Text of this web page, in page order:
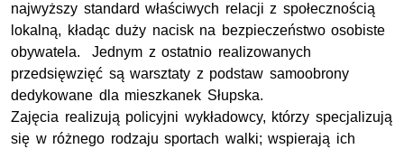
najwyższy standard właściwych relacji z społecznością
lokalną, kładąc duży nacisk na bezpieczeństwo osobiste
obywatela. Jednym z ostatnio realizowanych
przedsięwzięć są warsztaty z podstaw samoobrony
dedykowane dla mieszkanek Słupska.
Zajęcia realizują policyjni wykładowcy, którzy specjalizują
się w różnego rodzaju sportach walki; wspierają ich